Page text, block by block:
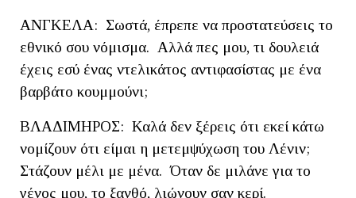
ΑΝΓΚΕΛΑ: Σωστά, έπρεπε να προστατεύσεις το
εθνικό σου νόμισμα. Αλλά πες μου, τι δουλειά
έχεις εσύ ένας ντελικάτος αντιφασίστας με ένα
βαρβάτο κουμμούνι;
ΒΛΑΔΙΜΗΡΟΣ: Καλά δεν ξέρεις ότι εκεί κάτω
νομίζουν ότι είμαι η μετεμψύχωση του Λένιν;
Στάζουν μέλι με μένα. Όταν δε μιλάνε για το
γένος μου, το ξανθό, λιώνουν σαν κερί.